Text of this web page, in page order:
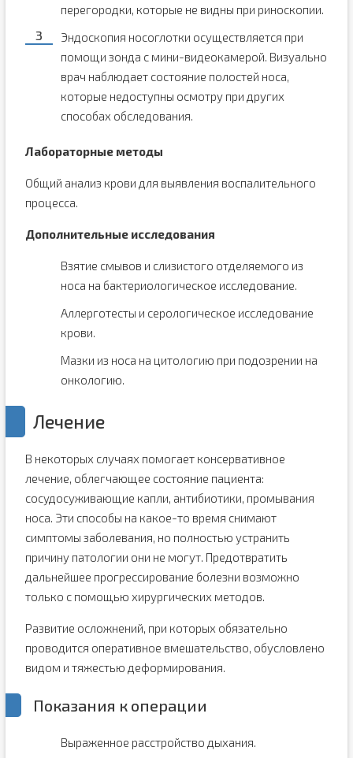
перегородки, которые не видны при риноскопии.
Эндоскопия носоглотки осуществляется при
помощи зонда с мини-видеокамерой. Визуально
врач наблюдает состояние полостей носа,
которые недоступны осмотру при других
способах обследования.
Лабораторные методы
Общий анализ крови для выявления воспалительного
процесса.
Дополнительные исследования
Взятие смывов и слизистого отделяемого из
носа на бактериологическое исследование.
Аллерготесты и серологическое исследование
крови.
Мазки из носа на цитологию при подозрении на
онкологию.
Лечение
В некоторых случаях помогает консервативное
лечение, облегчающее состояние пациента:
сосудосуживающие капли, антибиотики, промывания
носа. Эти способы на какое-то время снимают
симптомы заболевания, но полностью устранить
причину патологии они не могут. Предотвратить
дальнейшее прогрессирование болезни возможно
только с помощью хирургических методов.
Развитие осложнений, при которых обязательно
проводится оперативное вмешательство, обусловлено
видом и тяжестью деформирования.
Показания к операции
Выраженное расстройство дыхания.